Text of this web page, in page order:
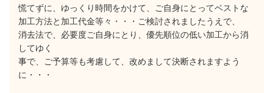
慌てずに、ゆっくり時間をかけて、ご自身にとってベストな
加工方法と加工代金等々・・・ご検討されましたうえで、
消去法で、必要度ご自身にとり、優先順位の低い加工から消
してゆく
事で、ご予算等も考慮して、改めまして決断されますよう
に・・・